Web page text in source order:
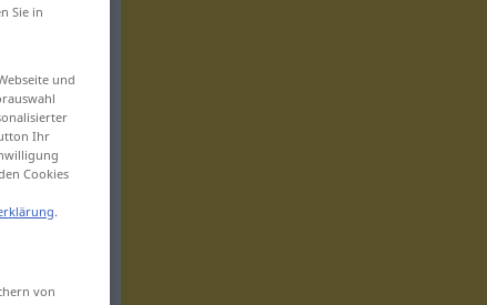
Sie in
und
Ihr
Cookies
.
von